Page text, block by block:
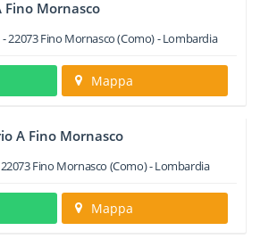
Fino Mornasco
-22073Fino Mornasco(Como) -Lombardia
Mappa
A Fino Mornasco
22073Fino Mornasco (Como) -Lombardia
Mappa